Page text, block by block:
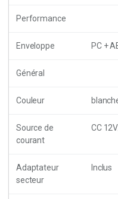
Performance
Enveloppe PC +
Général
Couleur
Source de
courant
CC
Adaptateur
secteur
Inclus